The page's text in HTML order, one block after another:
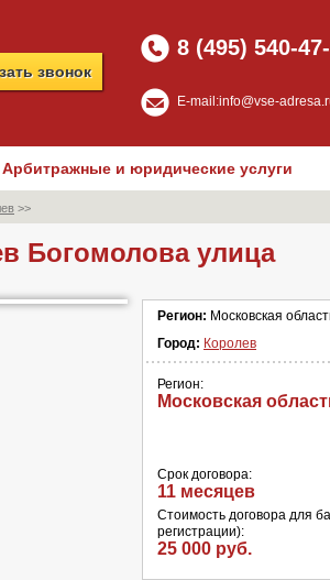
звонок
8 (495) 540-
E-mail:info@vse-
Арбитражные и юридические услуги
>>
Богомолова улица
Регион: Московская
Город: Королев
Регион:
Московская
Срок договора:
11 месяцев
Стоимость договора для
регистрации):
25 000 руб.